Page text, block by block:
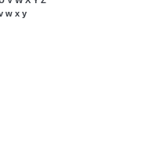
w x y